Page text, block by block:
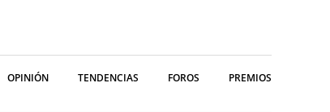
OPINIÓN TENDENCIAS FOROS PREMIOS